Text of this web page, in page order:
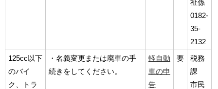
祉係
0182-
35-
2132
125cc以下
のバイ
ク、トラ
・名義変更または廃車の手
続きをしてください。
軽自動
車の申
告
要
税務
課
市民